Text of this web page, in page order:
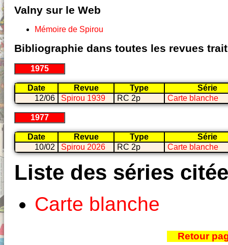
Valny sur le Web
Mémoire de Spirou
Bibliographie dans toutes les revues
1975
Date Revue Type
Série
12/06
Spirou 1939 RC 2p Carte blanche
1977
Date Revue Type
Série
10/02
Spirou 2026 RC 2p Carte blanche
Liste des séries
Carte blanche
Retour